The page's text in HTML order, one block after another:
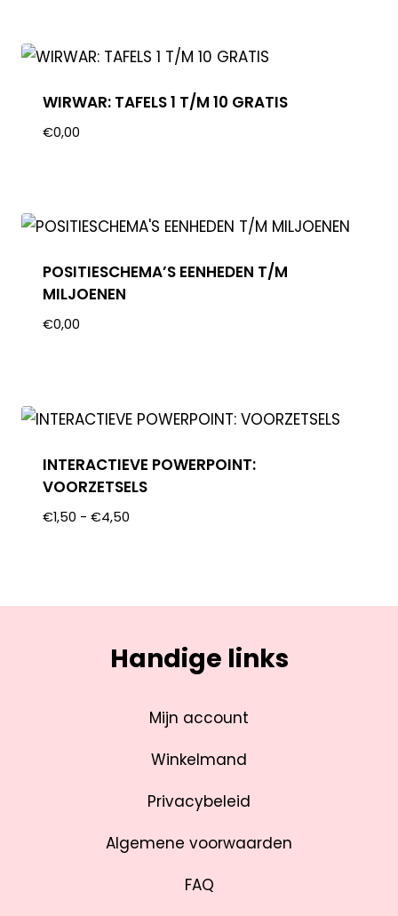
WIRWAR: TAFELS 1 T/M 10 GRATIS
€0,00
POSITIESCHEMA’S EENHEDEN T/M
MILJOENEN
€0,00
INTERACTIEVE POWERPOINT:
VOORZETSELS
€1,50 - €4,50
Handige links
Mijn account
Winkelmand
Privacybeleid
Algemene voorwaarden
FAQ